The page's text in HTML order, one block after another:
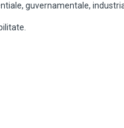
guvernamentale,